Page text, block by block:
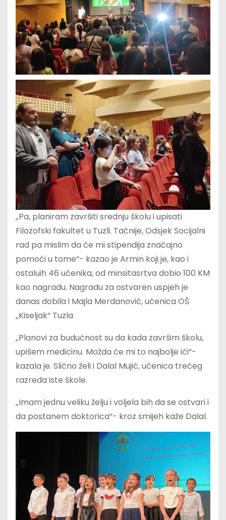
„Pa, planiram završiti srednju školu i upisati
Filozofski fakultet u Tuzli. Tačnije, Odsjek Socijalni
rad pa mislim da će mi stipendija značajno
pomoći u tome“- kazao je Armin koji je, kao i
ostaluih 46 učenika, od minsitasrtva dobio 100 KM
kao nagradu. Nagradu za ostvaren uspjeh je
danas dobila i Majla Merdanović, učenica OŠ
„Kiseljak“ Tuzla
„Planovi za budućnost su da kada završim školu,
upišem medicinu. Možda će mi to najbolje ići“-
kazala je. Slično želi i Dalal Mujić, učenica trećeg
razreda iste škole.
„Imam jednu veliku želju i voljela bih da se ostvari i
da postanem doktorica“- kroz smijeh kaže Dalal.